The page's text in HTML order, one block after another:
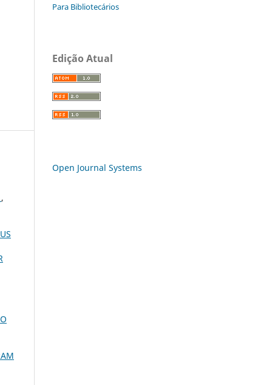
,
Para Bibliotecários
Edição Atual
Open Journal Systems